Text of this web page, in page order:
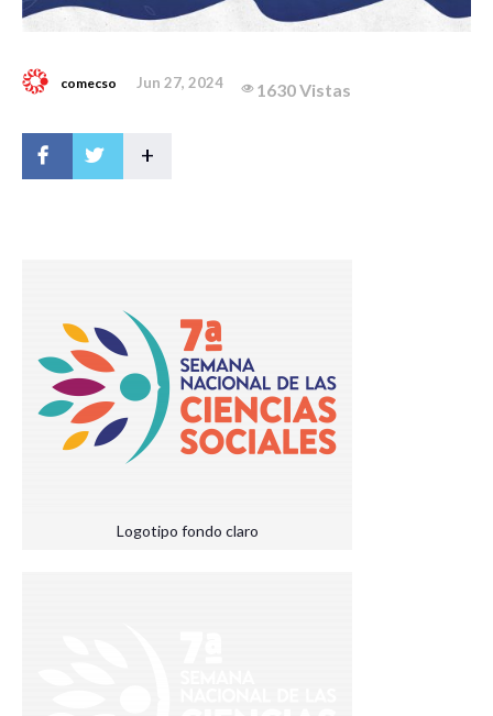
comecso Jun 27, 2024 1630 Vistas
+
Logotipo fondo claro